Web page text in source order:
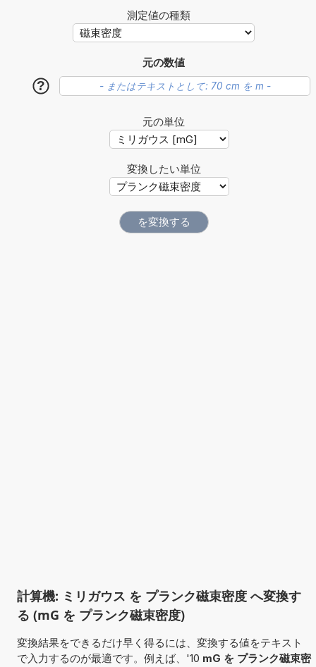
測定値の種類
元の数値
?
元の単位
変換したい単位
計算機: ミリガウス を プランク磁束密度 へ変換す
る (mG を プランク磁束密度)
変換結果をできるだけ早く得るには、変換する値をテキスト
で入力するのが最適です。例えば、'10 mG を プランク磁束密